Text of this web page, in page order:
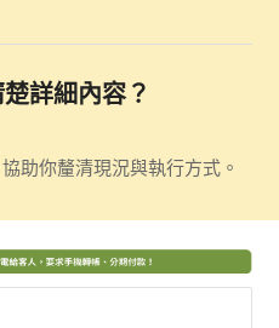
詳細內容？
助你釐清現況與執行方式。